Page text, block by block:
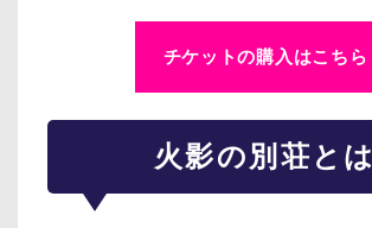
チケットの購入はこちら
火影の別荘とは